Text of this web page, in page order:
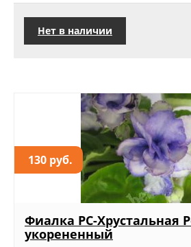
Нет в наличии
130 руб.
Фиалка РС-Хрустальная
укорененный